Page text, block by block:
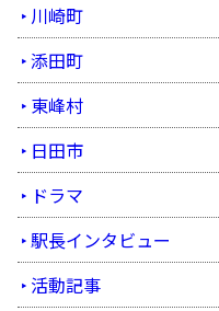
川崎町
添田町
東峰村
日田市
ドラマ
駅長インタビュー
活動記事